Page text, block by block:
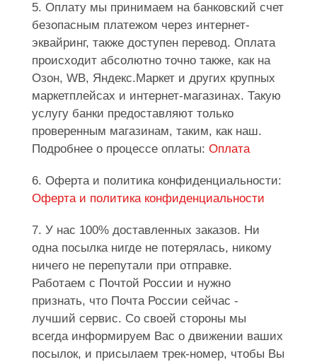
5. Оплату мы принимаем на банковский счет
безопасным платежом через интернет-
эквайринг, также доступен перевод. Оплата
происходит абсолютно точно также, как на
Озон, WB, Яндекс.Маркет и других крупных
маркетплейсах и интернет-магазинах. Такую
услугу банки предоставляют только
проверенным магазинам, таким, как наш.
Подробнее о процессе оплаты: Оплата
6. Оферта и политика конфиденциальности:
Оферта и политика конфиденциальности
7. У нас 100% доставленных заказов. Ни
одна посылка нигде не потерялась, никому
ничего не перепутали при отправке.
Работаем с Почтой России и нужно
признать, что Почта России сейчас -
лучший сервис. Со своей стороны мы
всегда информируем Вас о движении ваших
посылок, и присылаем трек-номер, чтобы Вы